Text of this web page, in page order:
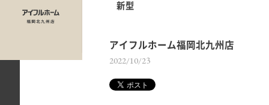
新型
アイフルホーム福岡北九州店
2022/10/23